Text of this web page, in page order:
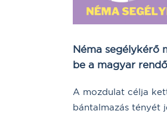
Néma segélykérő
be a magyar
A mozdulat célja
bántalmazás tényét